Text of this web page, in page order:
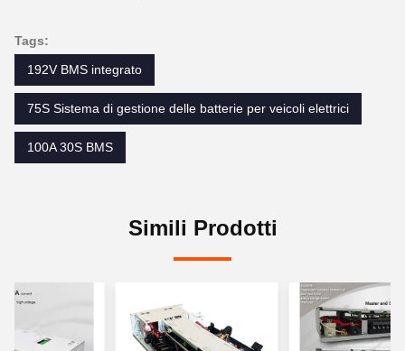
Tags:
192V BMS integrato
75S Sistema di gestione delle batterie per veicoli elettrici
100A 30S BMS
Simili Prodotti